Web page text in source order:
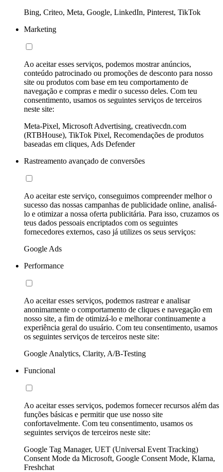
Bing, Criteo, Meta, Google, LinkedIn, Pinterest, TikTok
Marketing
Ao aceitar esses serviços, podemos mostrar anúncios,
conteúdo patrocinado ou promoções de desconto para nosso
site ou produtos com base em teu comportamento de
navegação e compras e medir o sucesso deles. Com teu
consentimento, usamos os seguintes serviços de terceiros
neste site:
Meta-Pixel, Microsoft Advertising, creativecdn.com
(RTBHouse), TikTok Pixel, Recomendações de produtos
baseadas em cliques, Ads Defender
Rastreamento avançado de conversões
Ao aceitar este serviço, conseguimos compreender melhor o
sucesso das nossas campanhas de publicidade online, analisá-
lo e otimizar a nossa oferta publicitária. Para isso, cruzamos os
teus dados pessoais encriptados com os seguintes
fornecedores externos, caso já utilizes os seus serviços:
Google Ads
Performance
Ao aceitar esses serviços, podemos rastrear e analisar
anonimamente o comportamento de cliques e navegação em
nosso site, a fim de otimizá-lo e melhorar continuamente a
experiência geral do usuário. Com teu consentimento, usamos
os seguintes serviços de terceiros neste site:
Google Analytics, Clarity, A/B-Testing
Funcional
Ao aceitar esses serviços, podemos fornecer recursos além das
funções básicas e permitir que use nosso site
confortavelmente. Com teu consentimento, usamos os
seguintes serviços de terceiros neste site:
Google Tag Manager, UET (Universal Event Tracking)
Consent Mode da Microsoft, Google Consent Mode, Klarna,
Freshchat